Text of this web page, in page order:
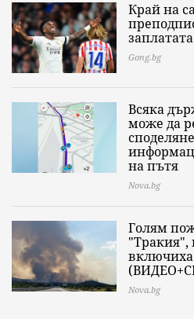
Край на
Gong.bg
Всяка
може да
на пътя
Nova.bg
Голям
"Тракия",
включиха
Nova.bg